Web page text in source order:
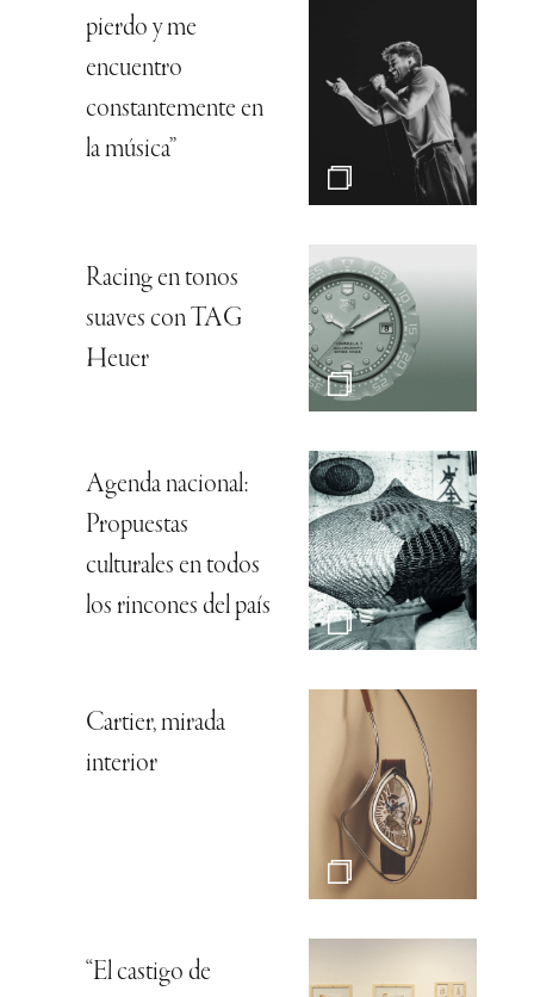
pierdo y me
encuentro
constantemente en
la música”
Racing en tonos
suaves con TAG
Heuer
Agenda nacional:
Propuestas
culturales en todos
los rincones del país
Cartier, mirada
interior
“El castigo de